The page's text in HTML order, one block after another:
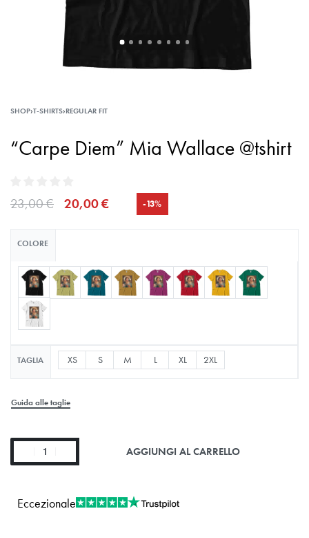
SHOP›T-SHIRTS›REGULAR FIT
“Carpe Diem” Mia Wallace @tshirt
23,00€ 20,00€ -13%
COLORE
TAGLIA XS S M L XL 2XL
Guida alle taglie
AGGIUNGI AL CARRELLO
Eccezionale